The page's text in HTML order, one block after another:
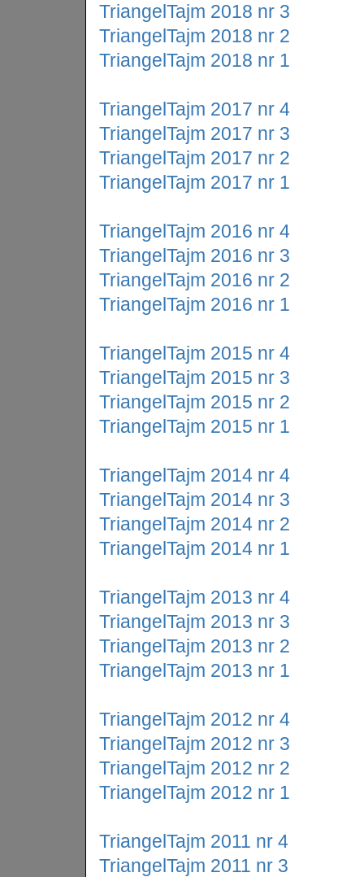
TriangelTajm 2018 nr 3
TriangelTajm 2018 nr 2
TriangelTajm 2018 nr 1
TriangelTajm 2017 nr 4
TriangelTajm 2017 nr 3
TriangelTajm 2017 nr 2
TriangelTajm 2017 nr 1
TriangelTajm 2016 nr 4
TriangelTajm 2016 nr 3
TriangelTajm 2016 nr 2
TriangelTajm 2016 nr 1
TriangelTajm 2015 nr 4
TriangelTajm 2015 nr 3
TriangelTajm 2015 nr 2
TriangelTajm 2015 nr 1
TriangelTajm 2014 nr 4
TriangelTajm 2014 nr 3
TriangelTajm 2014 nr 2
TriangelTajm 2014 nr 1
TriangelTajm 2013 nr 4
TriangelTajm 2013 nr 3
TriangelTajm 2013 nr 2
TriangelTajm 2013 nr 1
TriangelTajm 2012 nr 4
TriangelTajm 2012 nr 3
TriangelTajm 2012 nr 2
TriangelTajm 2012 nr 1
TriangelTajm 2011 nr 4
TriangelTajm 2011 nr 3